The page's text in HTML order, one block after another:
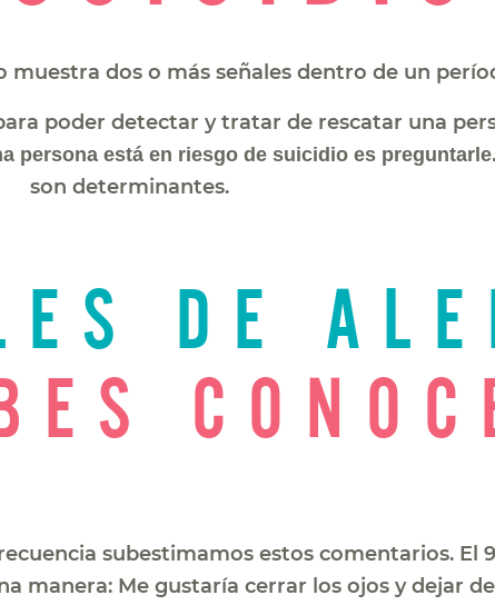
dos o más señales dentro de un
poder detectar y tratar de rescatar una
persona está en riesgo de suicidio es preguntarle.
son determinantes.
DE
subestimamos estos comentarios. El
manera: Me gustaría cerrar los ojos y dejar